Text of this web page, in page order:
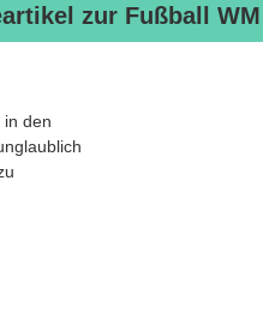
zur Fußball WM
in den